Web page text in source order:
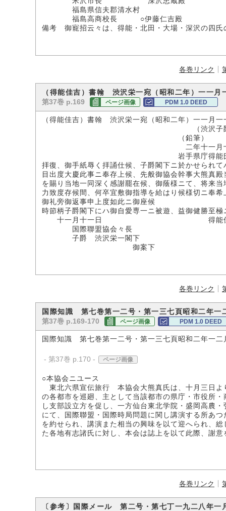
福島県信夫郡清水村
福島高商校長 ○伊藤仁吉殿
備考 御寵招云々は、得能・北田・大場・深沢の四氏
各巻リンク
（得能佳吉）書翰 渋沢栄一宛（昭和二年）一一月
第37巻 p.169 ページ画像 PDM 1.0 DEED
（得能佳吉）書翰 渋沢栄一宛（昭和二年）一一月一
（渋沢子爵家所
（鉛筆）
二年十一月十一
岩手県庁得能氏来
拝復、御手紙辱く拝誦仕候、子爵閣下ニ於かせられ
目出度大慶此事ニ奉存上候、先般御協会幹事大熊真
を賜り当地一同深く感謝罷在候、御蔭様ニて、将来
力致度存候間、何卒宜敷御指導を給はり候様切ニ奉
御礼旁御返事申上度如此ニ御座候
時節柄子爵閣下にハ御自愛専一ニ被遊、益御健勝至
十一月十一日 得能佳
国際聯盟協会々長
子爵 渋沢栄一閣下
御案下
各巻リンク
国際知識 第七巻第一二号・第一三七頁昭和二年
第37巻 p.169-170 ページ画像 PDM 1.0 DEED
国際知識 第七巻第一二号・第一三七頁昭和二年一二
- 第37巻 p.170 - ページ画像
○本協会ニユース
東北六県宣伝旅行 本協会大熊真氏は、十月三日よ
の各都市を巡廻、主として当該都市の県庁・市役所
し支部設立方を促し、一方仙台東北学院・盛岡高農
にて、国際聯盟・国際時局問題に関し講演する所あ
を約せられ、講演また相当の興味を以て迎へられ、
た各地有志諸氏に対し、本会は誌上を以て此際、謝
各巻リンク
〔参考〕国際メール 第二号・第七丁一九二八年